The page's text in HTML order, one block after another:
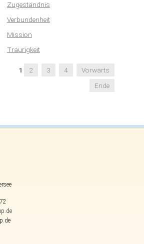
Zugeständnis
Verbundenheit
Mission
Traurigkeit
1 2 3 4
Vorwärts
Ende